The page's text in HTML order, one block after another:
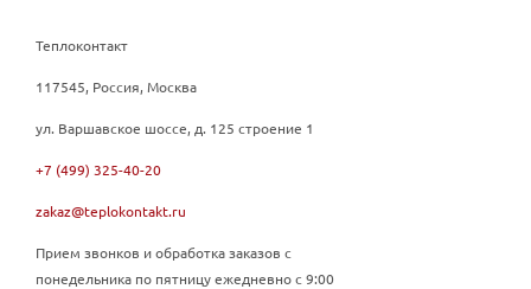
Теплоконтакт
117545, Россия, Москва
ул. Варшавское шоссе, д. 125 строение 1
+7 (499) 325-40-20
zakaz@teplokontakt.ru
Прием звонков и обработка заказов с
понедельника по пятницу ежедневно с 9:00